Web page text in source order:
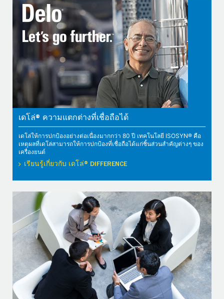
เดโล่® ความแตกต่างที่เชื่อถือได้
เดโล่ให้การปกป้องอย่างต่อเนื่องมากกว่า 80 ปี เทคโนโลยี ISOSYN® คือ
เหตุผลที่เดโล่สามารถให้การปกป้องที่เชื่อถือได้แก่ชิ้นส่วนสำคัญต่างๆ ของ
เครื่องยนต์
เรียนรู้เกี่ยวกับ เดโล่® DIFFERENCE